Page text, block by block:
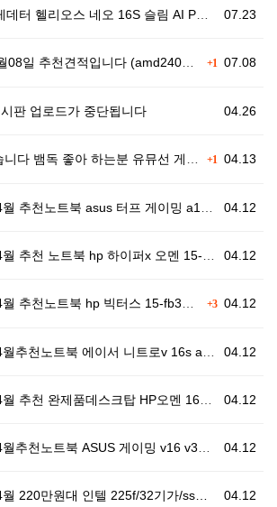
07.23
터 헬리오스 네오 16S 슬림 AI PHN…
+1 07.08
일 추천견적입니다 (amd240만원대…
04.26
판 업로드가 중단됩니다
+1 04.13
뱀독 좋아 하는분 유뮤선 게이밍 75%배열…
04.12
추천노트북 asus 터프 게이밍 a16 …
04.12
추천 노트북 hp 하이퍼x 오멘 15-g…
+304.12
추천노트북 hp 빅터스 15-fb3110…
04.12
추천노트북 에이서 니트로v 16s ai a…
04.12
추천 완제품데스크탑 HP오멘 16L tg…
04.12
추천노트북 ASUS 게이밍 v16 v360…
04.12
220만원대 인텔 225f/32기가/ss…